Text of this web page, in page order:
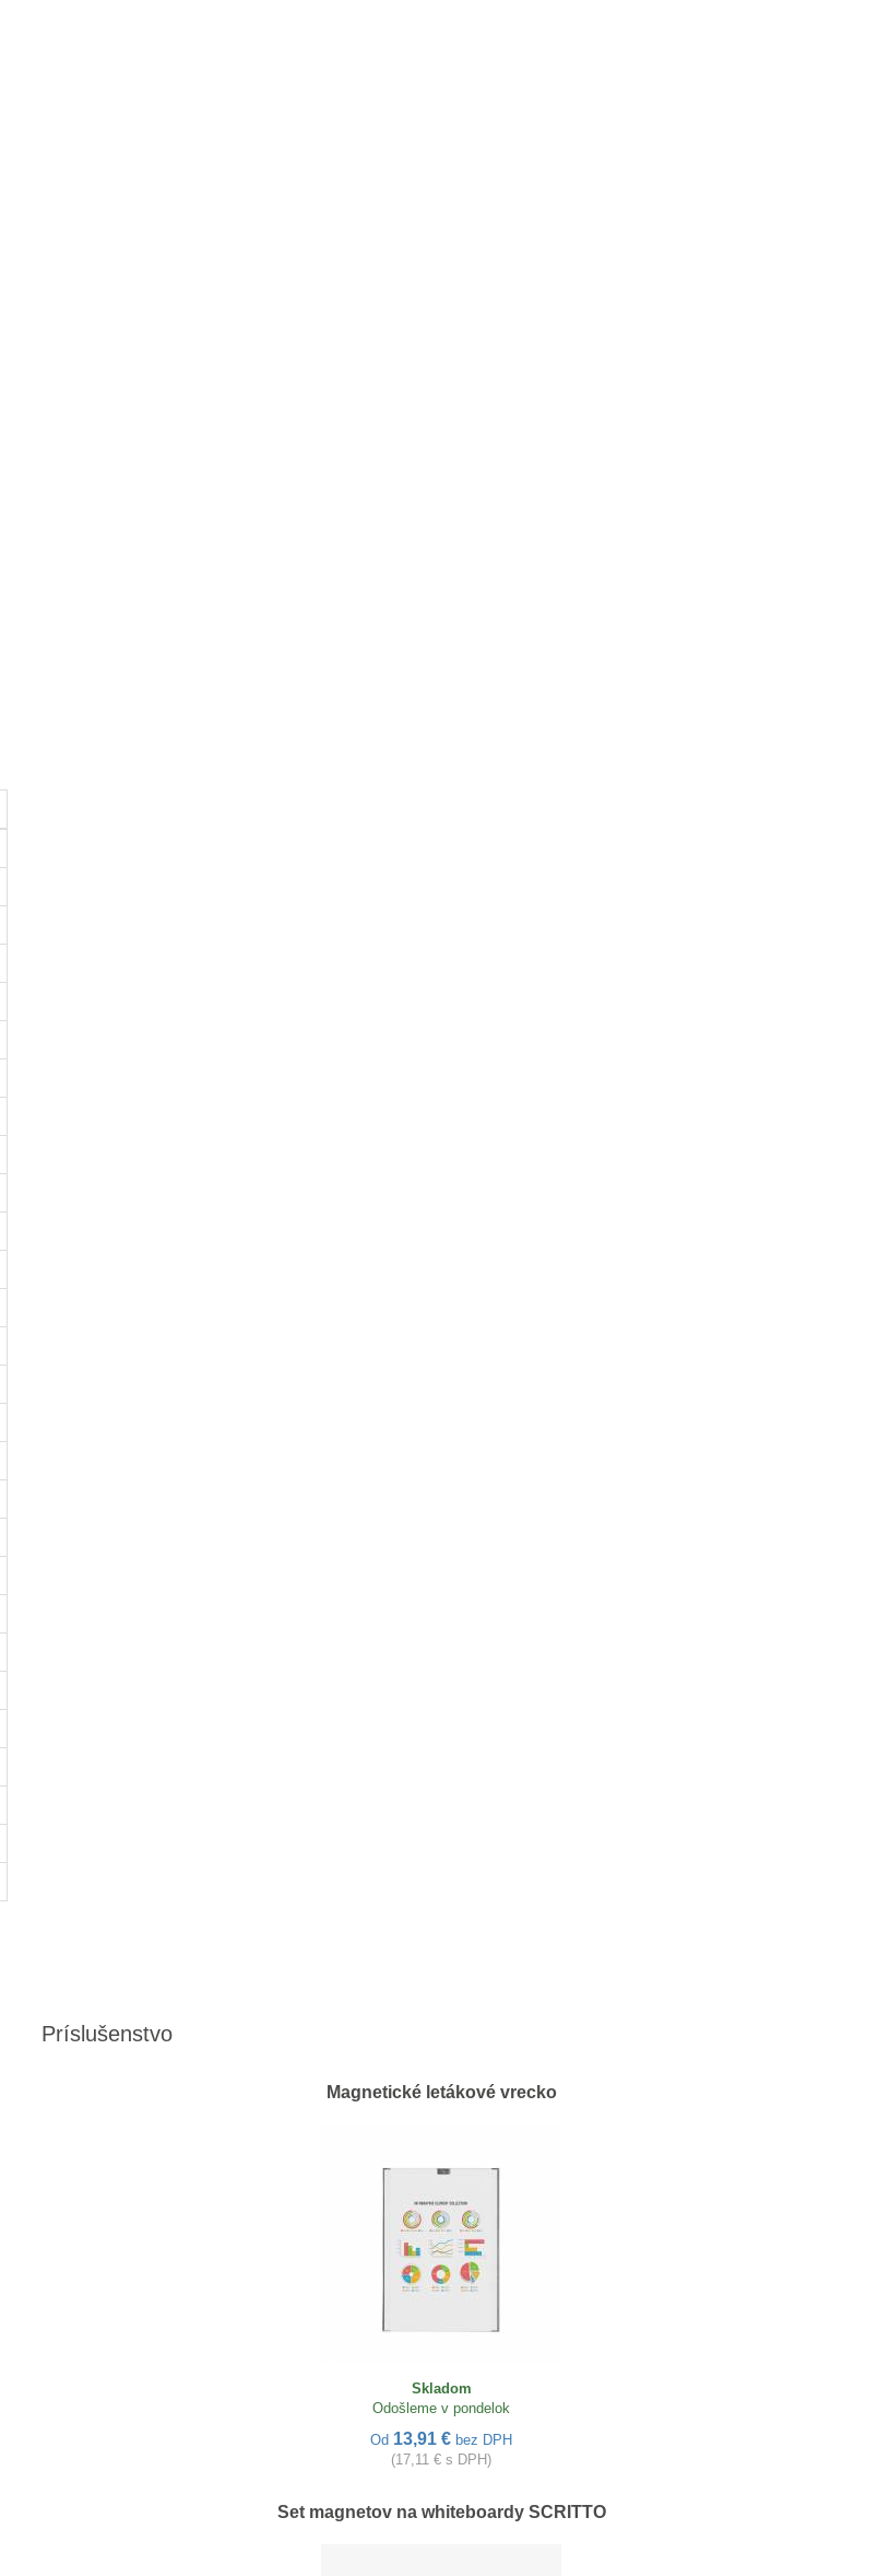
Príslušenstvo
Magnetické letákové vrecko
Skladom
Odošleme v pondelok
Od 13,91 €bez DPH
(17,11 € s DPH)
Set magnetov na whiteboardy SCRITTO